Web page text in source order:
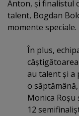
Anton, şi finalistul
talent, Bogdan
momente speciale.
În plus,
au talent şi a
o
Monica Roşu
12